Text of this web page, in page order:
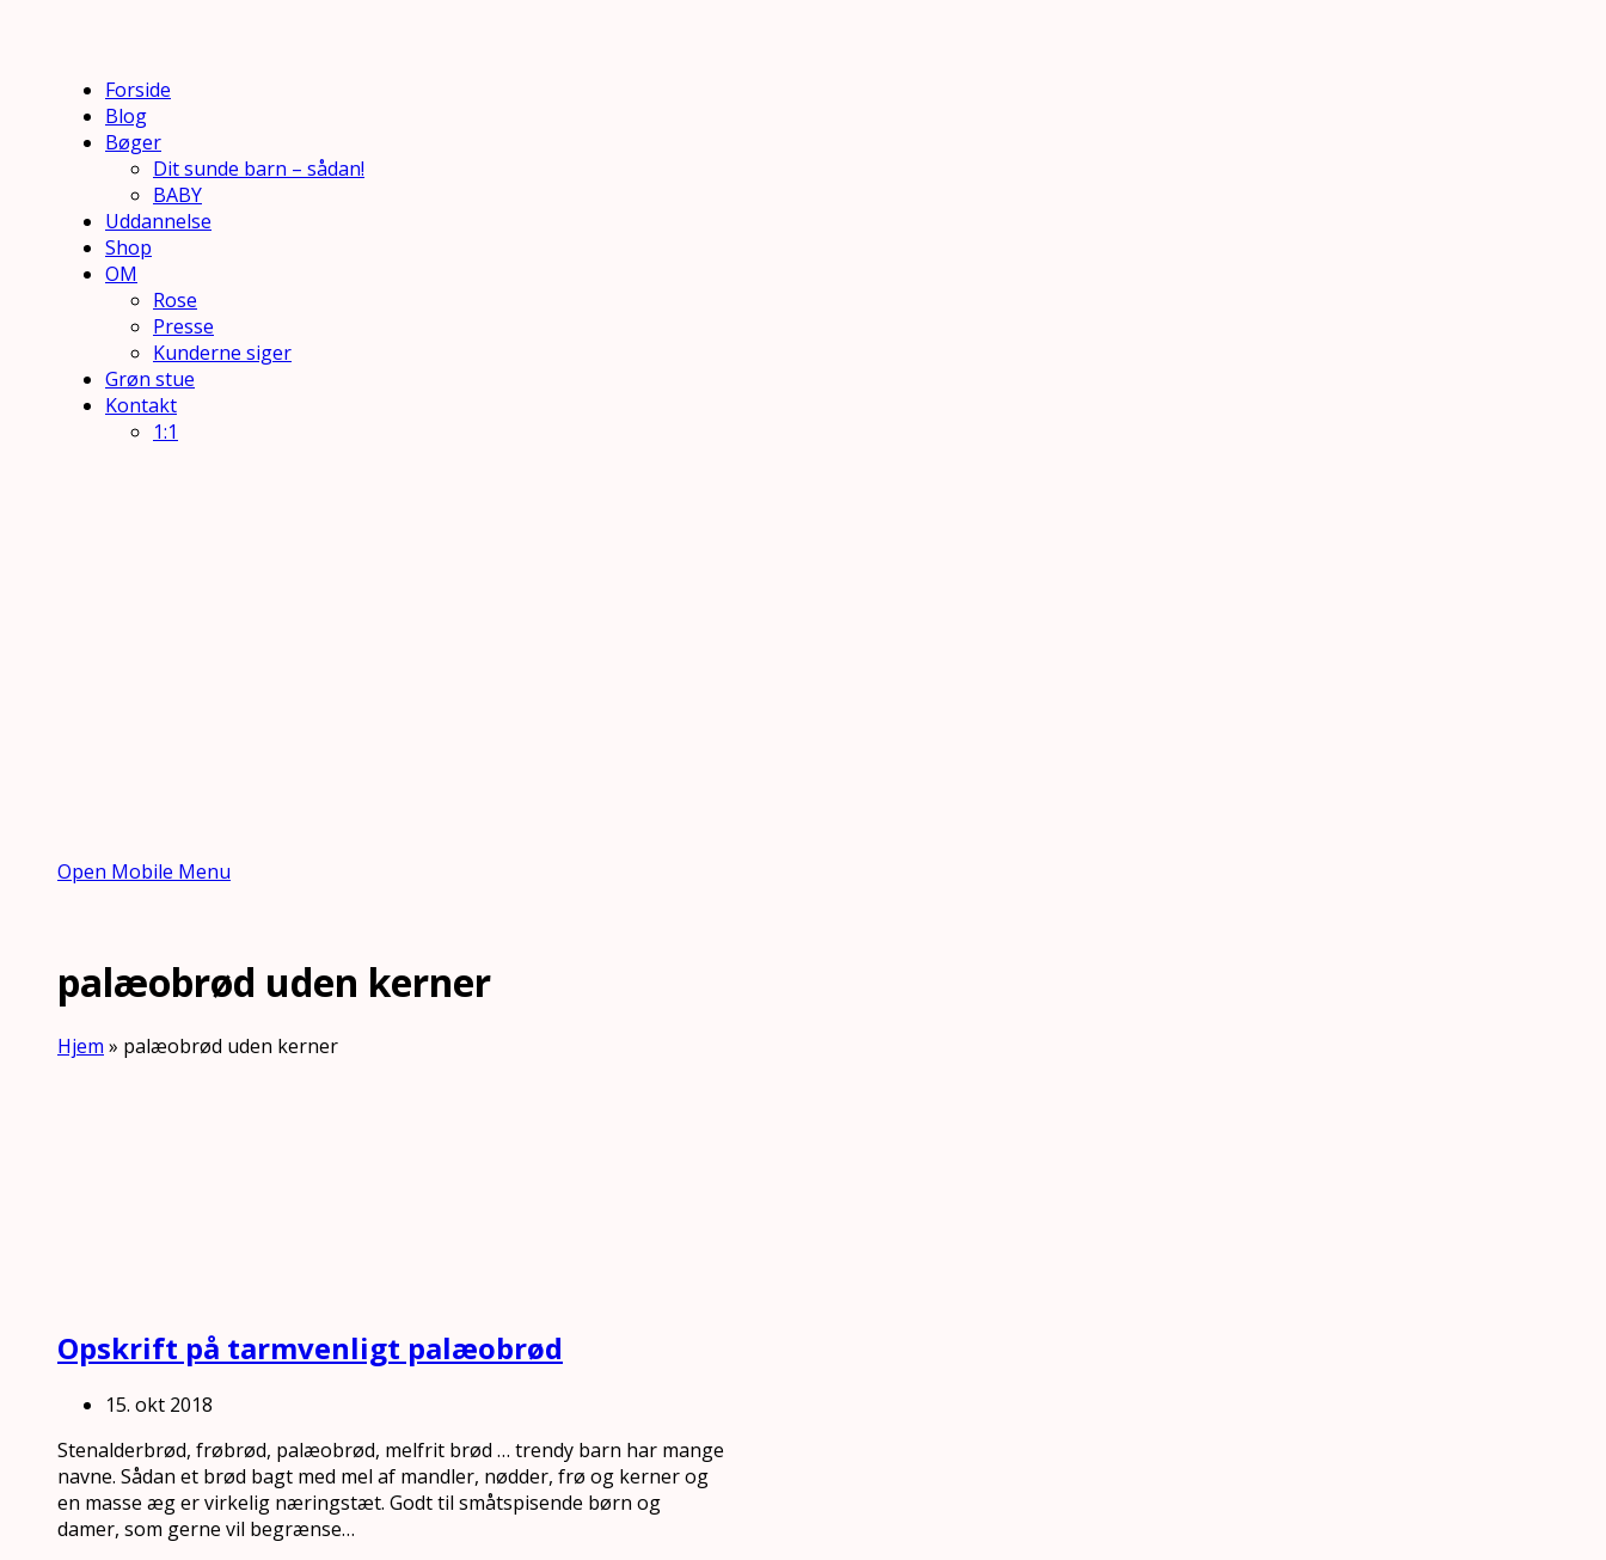
Forside
Blog
Bøger
Dit sunde barn – sådan!
BABY
Uddannelse
Shop
OM
Rose
Presse
Kunderne siger
Grøn stue
Kontakt
1:1
Open Mobile Menu
palæobrød uden kerner
Hjem » palæobrød uden kerner
Opskrift på tarmvenligt palæobrød
15. okt 2018
Stenalderbrød, frøbrød, palæobrød, melfrit brød … trendy barn har mange
navne. Sådan et brød bagt med mel af mandler, nødder, frø og kerner og
en masse æg er virkelig næringstæt. Godt til småtspisende børn og
damer, som gerne vil begrænse…